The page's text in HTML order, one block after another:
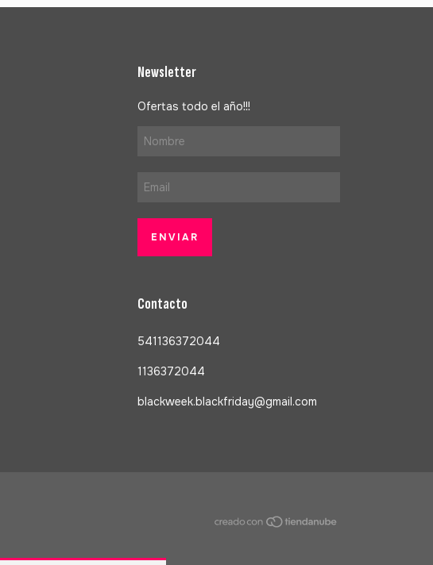
Newsletter
Ofertas todo el año!!!
Contacto
541136372044
1136372044
blackweek.blackfriday@gmail.com